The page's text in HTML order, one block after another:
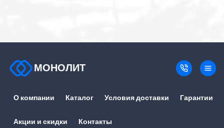
МОНОЛИТ
О компании Каталог Условия доставки Гарантии
Акции и скидки Контакты